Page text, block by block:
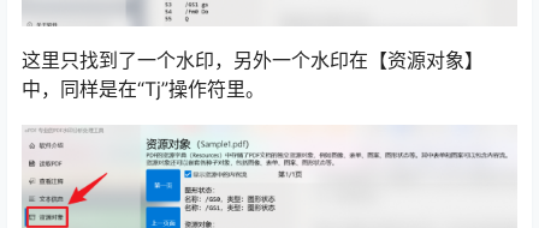
这里只找到了一个水印，另外一个水印在【资源对象】
中，同样是在“Tj”操作符里。